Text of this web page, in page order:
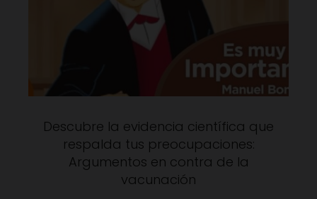
Descubre la evidencia científica que
respalda tus preocupaciones:
Argumentos en contra de la
vacunación